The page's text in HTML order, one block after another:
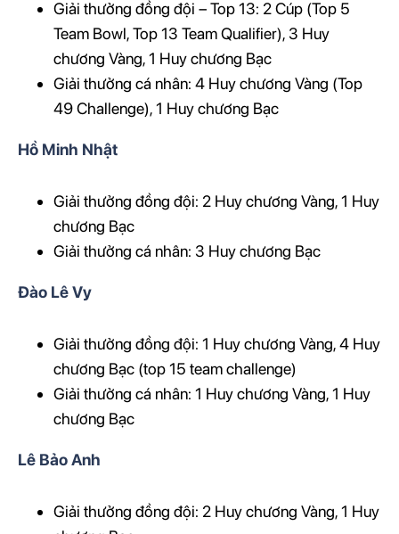
Giải thưởng đồng đội – Top 13: 2 Cúp (Top 5
Team Bowl, Top 13 Team Qualifier), 3 Huy
chương Vàng, 1 Huy chương Bạc
Giải thưởng cá nhân: 4 Huy chương Vàng (Top
49 Challenge), 1 Huy chương Bạc
Hồ Minh Nhật
Giải thưởng đồng đội: 2 Huy chương Vàng, 1 Huy
chương Bạc
Giải thưởng cá nhân: 3 Huy chương Bạc
Đào Lê Vy
Giải thưởng đồng đội: 1 Huy chương Vàng, 4 Huy
chương Bạc (top 15 team challenge)
Giải thưởng cá nhân: 1 Huy chương Vàng, 1 Huy
chương Bạc
Lê Bảo Anh
Giải thưởng đồng đội: 2 Huy chương Vàng, 1 Huy